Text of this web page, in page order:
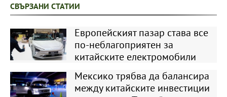
СВЪРЗАНИ СТАТИИ
Европейският пазар става все
по-неблагоприятен за
китайските електромобили
Мексико трябва да балансира
между китайските инвестиции